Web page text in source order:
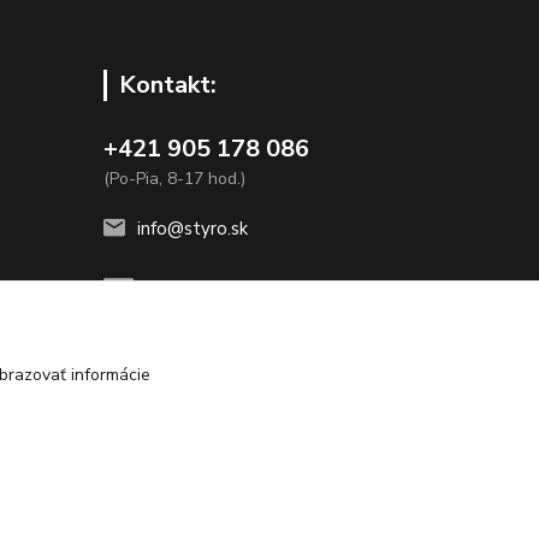
Kontakt:
+421 905 178 086
(Po-Pia, 8-17 hod.)
info@styro.sk
informácie